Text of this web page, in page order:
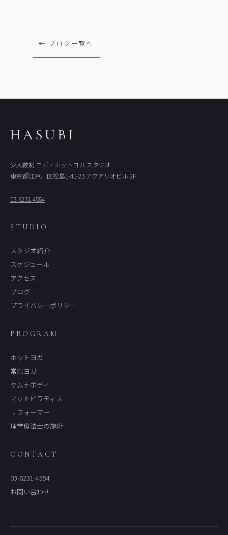
← ブログ一覧へ
HASUBI
少人数制 ヨガ・ホットヨガ スタジオ
東京都江戸川区松島1-41-23 アクアリオビル 2F
03-6231-4554
STUDIO
スタジオ紹介
スケジュール
アクセス
ブログ
プライバシーポリシー
PROGRAM
ホットヨガ
常温ヨガ
ヤムナボディ
マットピラティス
リフォーマー
理学療法士の施術
CONTACT
03-6231-4554
お問い合わせ